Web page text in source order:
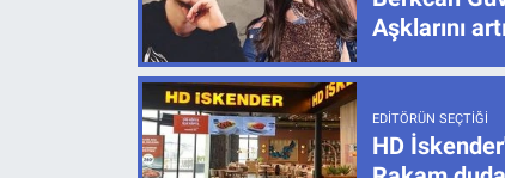
Aşklarını
EDITÖRÜN SEÇTIĞI
HD